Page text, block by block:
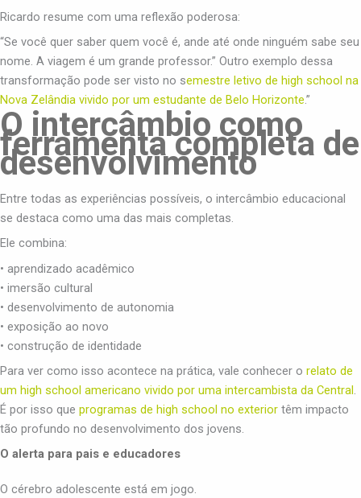
Ricardo resume com uma reflexão poderosa:
“Se você quer saber quem você é, ande até onde ninguém sabe seu
nome. A viagem é um grande professor.” Outro exemplo dessa
transformação pode ser visto no semestre letivo de high school na
Nova Zelândia vivido por um estudante de Belo Horizonte.”
O intercâmbio como
ferramenta completa de
desenvolvimento
Entre todas as experiências possíveis, o intercâmbio educacional
se destaca como uma das mais completas.
Ele combina:
• aprendizado acadêmico
• imersão cultural
• desenvolvimento de autonomia
• exposição ao novo
• construção de identidade
Para ver como isso acontece na prática, vale conhecer o relato de
um high school americano vivido por uma intercambista da Central.
É por isso que programas de high school no exterior têm impacto
tão profundo no desenvolvimento dos jovens.
O alerta para pais e educadores
O cérebro adolescente está em jogo.